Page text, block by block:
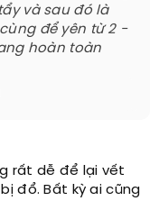
và sau đó là
để yên từ 2 -
hoàn toàn
rất dễ để lại vết
đổ. Bất kỳ ai cũng